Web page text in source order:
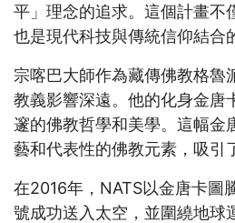
平」理念的追求。這個計畫不
也是現代科技與傳統信仰結合
宗喀巴大師作為藏傳佛教格魯
教義影響深遠。他的化身金唐
邃的佛教哲學和美學。這幅金
藝和代表性的佛教元素，吸引
在2016年，NATS以金唐卡圖
號成功送入太空，並圍繞地球